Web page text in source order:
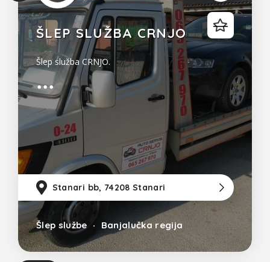
ŠLEP SLUŽBA CRNJO
Šlep služba CRNJO.
Stanari bb, 74208 Stanari
Šlep službe Banjalučka regija